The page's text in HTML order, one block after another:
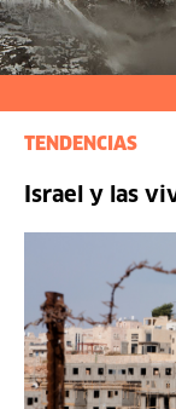
TENDENCIAS
Israel y las